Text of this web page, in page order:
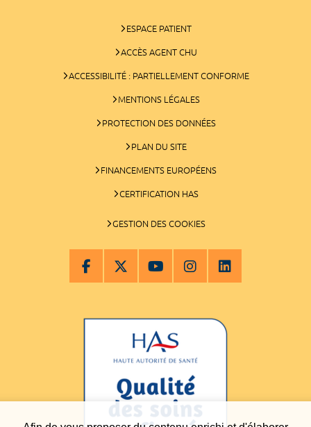
ESPACE PATIENT
ACCÈS AGENT CHU
ACCESSIBILITÉ : PARTIELLEMENT CONFORME
MENTIONS LÉGALES
PROTECTION DES DONNÉES
PLAN DU SITE
FINANCEMENTS EUROPÉENS
CERTIFICATION HAS
GESTION DES COOKIES